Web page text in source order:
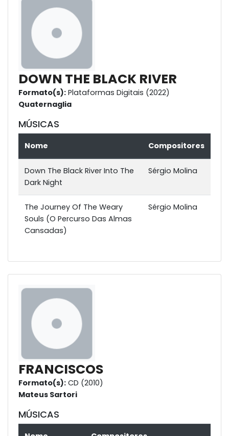
DOWN THE BLACK RIVER
Formato(s): Plataformas Digitais (2022)
Quaternaglia
MÚSICAS
Nome Compositores
Down The Black River Into The
Dark Night
Sérgio Molina
The Journey Of The Weary
Souls (O Percurso Das Almas
Cansadas)
Sérgio Molina
FRANCISCOS
Formato(s): CD (2010)
Mateus Sartori
MÚSICAS